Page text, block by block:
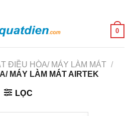
0
ĐIỀU HÒA/ MÁY LÀM MÁT /
MÁY LÀM MÁT AIRTEK
LỌC